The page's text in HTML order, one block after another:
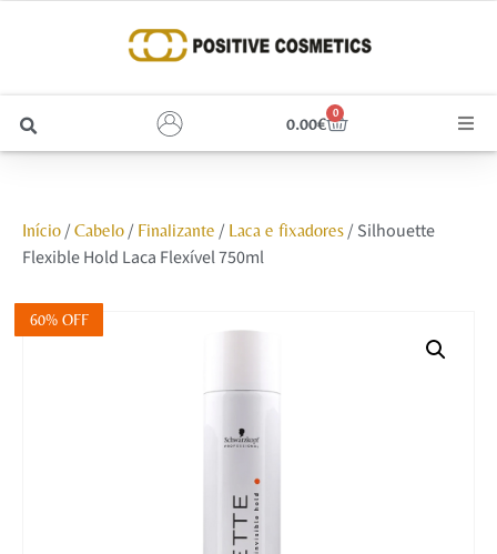
0.00€
0
Unhas
Início/ Cabelo/ Finalizante / Laca e fixadores/ Silhouette
Flexible Hold Laca Flexível 750ml
60% OFF